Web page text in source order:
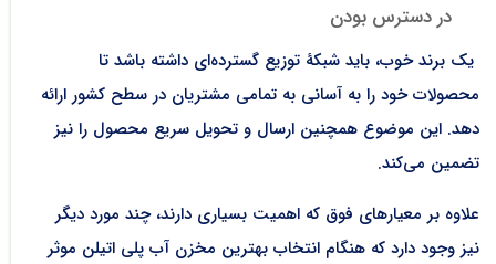
در دسترس بودن
یک برند خوب، باید شبکۀ توزیع گسترده‌ای داشته باشد تا
محصولات خود را به آسانی به تمامی مشتریان در سطح کشور ارائه
دهد. این موضوع همچنین ارسال و تحویل سریع محصول را نیز
تضمین می‌کند.
علاوه بر معیارهای فوق که اهمیت بسیاری دارند، چند مورد دیگر
نیز وجود دارد که هنگام انتخاب بهترین مخزن آب پلی اتیلن موثر